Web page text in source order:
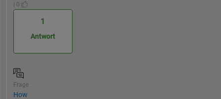
| 0
1
Antwort
Frage
How